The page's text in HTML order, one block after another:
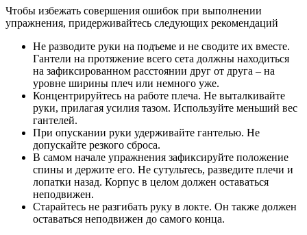
Чтобы избежать совершения ошибок при выполнении
упражнения, придерживайтесь следующих рекомендаций
Не разводите руки на подъеме и не сводите их вместе.
Гантели на протяжение всего сета должны находиться
на зафиксированном расстоянии друг от друга – на
уровне ширины плеч или немного уже.
Концентрируйтесь на работе плеча. Не выталкивайте
руки, прилагая усилия тазом. Используйте меньший вес
гантелей.
При опускании руки удерживайте гантелью. Не
допускайте резкого сброса.
В самом начале упражнения зафиксируйте положение
спины и держите его. Не сутультесь, разведите плечи и
лопатки назад. Корпус в целом должен оставаться
неподвижен.
Старайтесь не разгибать руку в локте. Он также должен
оставаться неподвижен до самого конца.